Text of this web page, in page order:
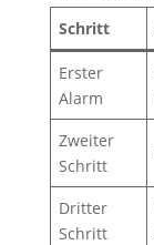
Schritt
Erster
Alarm
Zweiter
Schritt
Dritter
Schritt